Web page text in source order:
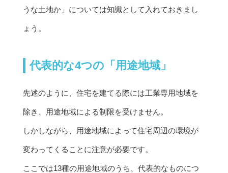
うな土地か」については知識として入れておきまし
ょう。
代表的な4つの「用途地域」
先述のように、住宅を建てる際には工業専用地域を
除き、用途地域による制限を受けません。
しかしながら、用途地域によって住宅周辺の環境が
変わってくることに注意が必要です。
ここでは13種の用途地域のうち、代表的なものにつ